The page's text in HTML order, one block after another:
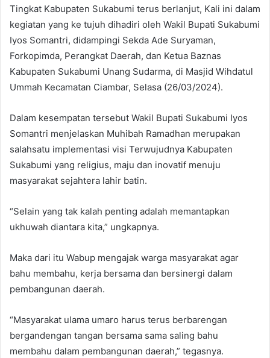
Tingkat Kabupaten Sukabumi terus berlanjut, Kali ini dalam
kegiatan yang ke tujuh dihadiri oleh Wakil Bupati Sukabumi
Iyos Somantri, didampingi Sekda Ade Suryaman,
Forkopimda, Perangkat Daerah, dan Ketua Baznas
Kabupaten Sukabumi Unang Sudarma, di Masjid Wihdatul
Ummah Kecamatan Ciambar, Selasa (26/03/2024).
Dalam kesempatan tersebut Wakil Bupati Sukabumi Iyos
Somantri menjelaskan Muhibah Ramadhan merupakan
salahsatu implementasi visi Terwujudnya Kabupaten
Sukabumi yang religius, maju dan inovatif menuju
masyarakat sejahtera lahir batin.
“Selain yang tak kalah penting adalah memantapkan
ukhuwah diantara kita,” ungkapnya.
Maka dari itu Wabup mengajak warga masyarakat agar
bahu membahu, kerja bersama dan bersinergi dalam
pembangunan daerah.
“Masyarakat ulama umaro harus terus berbarengan
bergandengan tangan bersama sama saling bahu
membahu dalam pembangunan daerah,” tegasnya.